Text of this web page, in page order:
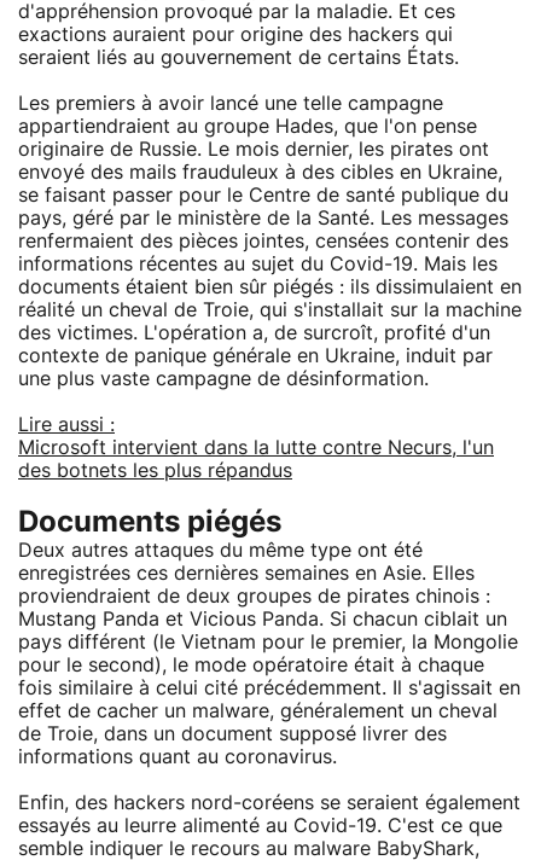
d'appréhension provoqué par la maladie. Et ces
exactions auraient pour origine des hackers qui
seraient liés au gouvernement de certains États.
Les premiers à avoir lancé une telle campagne
appartiendraient au groupe Hades, que l'on pense
originaire de Russie. Le mois dernier, les pirates ont
envoyé des mails frauduleux à des cibles en Ukraine,
se faisant passer pour le Centre de santé publique du
pays, géré par le ministère de la Santé. Les messages
renfermaient des pièces jointes, censées contenir des
informations récentes au sujet du Covid-19. Mais les
documents étaient bien sûr piégés : ils dissimulaient en
réalité un cheval de Troie, qui s'installait sur la machine
des victimes. L'opération a, de surcroît, profité d'un
contexte de panique générale en Ukraine, induit par
une plus vaste campagne de désinformation.
Lire aussi :
Microsoft intervient dans la lutte contre Necurs, l'un
des botnets les plus répandus
Documents piégés
Deux autres attaques du même type ont été
enregistrées ces dernières semaines en Asie. Elles
proviendraient de deux groupes de pirates chinois :
Mustang Panda et Vicious Panda. Si chacun ciblait un
pays différent (le Vietnam pour le premier, la Mongolie
pour le second), le mode opératoire était à chaque
fois similaire à celui cité précédemment. Il s'agissait en
effet de cacher un malware, généralement un cheval
de Troie, dans un document supposé livrer des
informations quant au coronavirus.
Enfin, des hackers nord-coréens se seraient également
essayés au leurre alimenté au Covid-19. C'est ce que
semble indiquer le recours au malware BabyShark,